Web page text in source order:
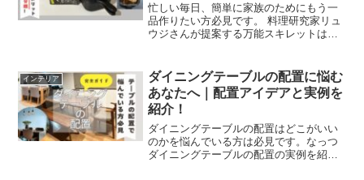
忙しい毎日、簡単に家族のためにもう一
品作りたい方必見です。 料理研究家リュ
ウジさんが提案する万能スキレットは、
です。この記事では、リュウジさんの万
能スキレットの魅力をご...
インテリア
ダイニングテーブルの配置に悩む
あなたへ｜配置アイデアと実例を
紹介！
ダイニングテーブルの配置はどこがいい
のかを悩んでいる方は必見です。なっつ
ダイニングテーブルの配置の実例を紹介